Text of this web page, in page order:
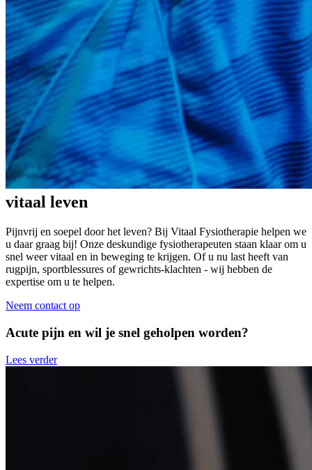
vitaal leven
Pijnvrij en soepel door het leven? Bij Vitaal Fysiotherapie helpen we
u daar graag bij! Onze deskundige fysiotherapeuten staan klaar om u
snel weer vitaal en in beweging te krijgen. Of u nu last heeft van
rugpijn, sportblessures of gewrichts-klachten - wij hebben de
expertise om u te helpen.
Neem contact op
Acute pijn en wil je snel geholpen worden?
Lees verder